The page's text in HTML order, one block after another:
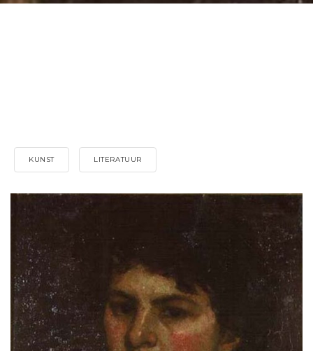
KUNST LITERATUUR